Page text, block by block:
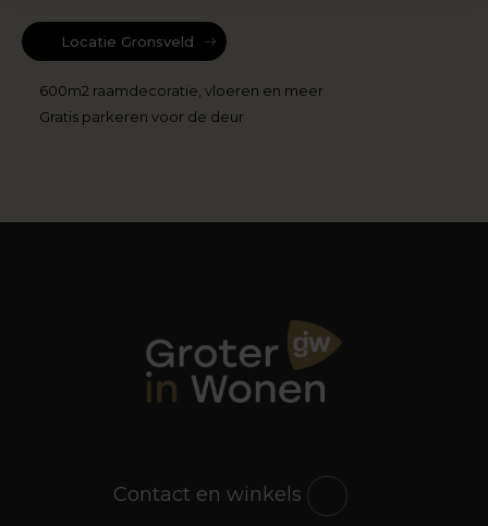
Locatie Gronsveld
600m2 raamdecoratie, vloeren en meer
Gratis parkeren voor de deur
Contact en winkels